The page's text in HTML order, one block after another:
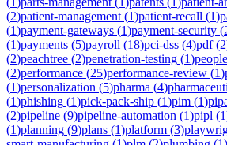
(2)patient-management (1)patient-recall (1)
(1)payment-gateways (1)payment-security (
(1)payments (5)payroll (18)pci-dss (4)pdf(2
(2)peachtree (2)penetration-testing (1)
(2)performance (25)performance-review (1)
(1)personalization (5)pharma (4)
(1)phishing (1)pick-pack-ship (1)pim (1)
(2)pipeline (9)pipeline-automation (1)pipl (1
(1)planning (9)plans (1)platform (3)